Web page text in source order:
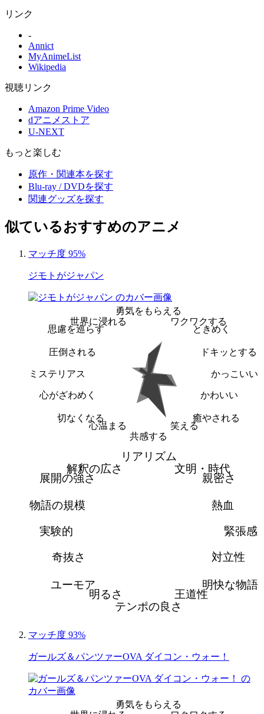
リンク
-
Annict
MyAnimeList
Wikipedia
視聴リンク
Amazon Prime Video
dアニメストア
U-NEXT
もっと楽しむ
原作・関連本を探す
Blu-ray / DVDを探す
関連グッズを探す
似ているおすすめのアニメ
マッチ度 95%
ジモトがジャパン
勇気をもらえる
ワクワクする
ときめく
ドキッとする
かっこいい
かわいい
癒やされる
笑える
共感する
心温まる
切なくなる
心がざわめく
ミステリアス
圧倒される
思慮を巡らす
世界に浸れる
リアリズム
文明・時代
親密さ
熱血
緊張感
対立性
明快な物語
王道性
テンポの良さ
明るさ
ユーモア
奇抜さ
実験的
物語の規模
展開の強さ
解釈の広さ
マッチ度 93%
ガールズ＆パンツァーOVA ダイコン・ウォー！
勇気をもらえる